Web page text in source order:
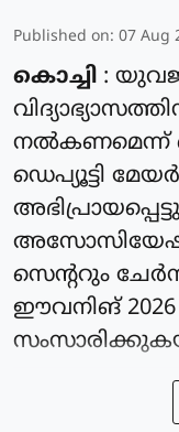
Published on: 07 Aug
കൊച്ചി :
നൽകണമെന്ന്
ഡെപ്യൂട്ടി
സെന്ററും
ഈവനിങ്